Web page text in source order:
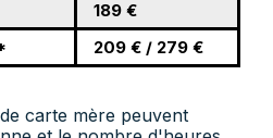
189 €
209 € / 279 €
carte mère peuvent